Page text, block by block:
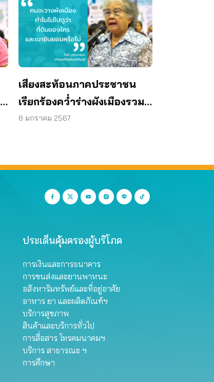
เสียงสะท้อนภาคประชาชน
เรียกร้องคว่ำร่างผังเมืองรวม
กรุงเทพมหานคร (ฉบับ
8 มกราคม 2567
ประเด็นคุ้มครองผู้บริโภค
การเงินและการธนาคาร
การขนส่งและยานพาหนะ
อสังหาริมทรัพย์และที่อยู่อาศัย
อาหาร ยา และผลิตภัณฑ์ฯ
บริการสุขภาพ
สินค้าและบริการทั่วไป
การสื่อสาร โทรคมนาคมฯ
บริการ สาธารณะ ฯ
การศึกษา